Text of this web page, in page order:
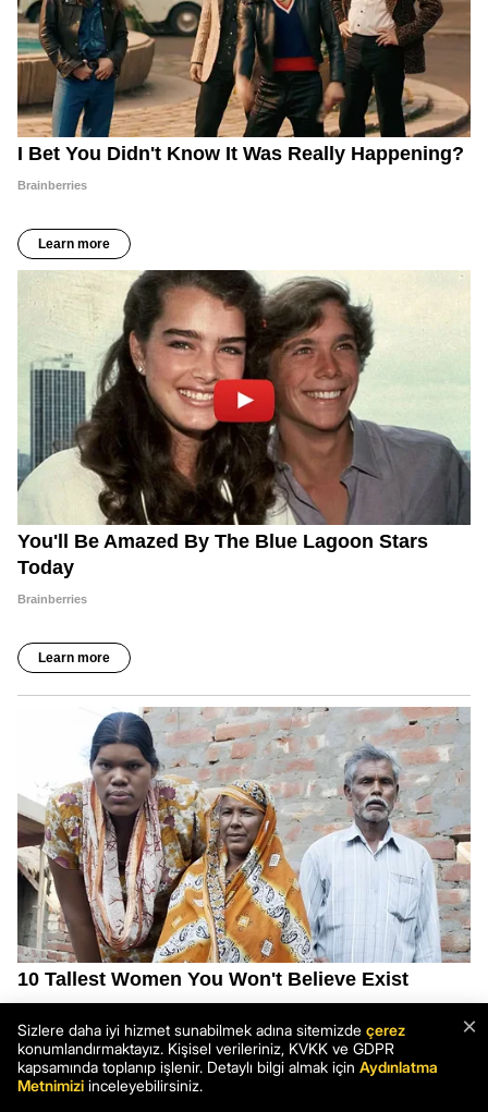
×
Sizlere daha iyi hizmet sunabilmek adına sitemizde çerez
konumlandırmaktayız. Kişisel verileriniz, KVKK ve GDPR
kapsamında toplanıp işlenir. Detaylı bilgi almak için Aydınlatma
Metnimizi inceleyebilirsiniz.